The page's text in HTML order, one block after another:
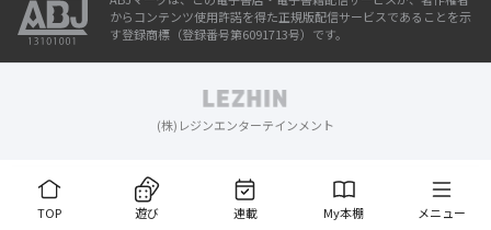
TOP 遊び 連載 My本棚 メニュー
からコンテンツ使用許諾を得た正規版配信サービスであることを示
す登録商標（登録番号第6091713号）です。
(株)レジンエンターテインメント